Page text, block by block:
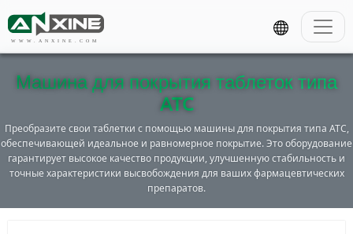
WWW.ANXINE.COM
Машина для покрытия таблеток типа
ATC
Преобразите свои таблетки с помощью машины для покрытия типа ATC,
обеспечивающей идеальное и равномерное покрытие. Это оборудование
гарантирует высокое качество продукции, улучшенную стабильность и
точные характеристики высвобождения для ваших фармацевтических
препаратов.